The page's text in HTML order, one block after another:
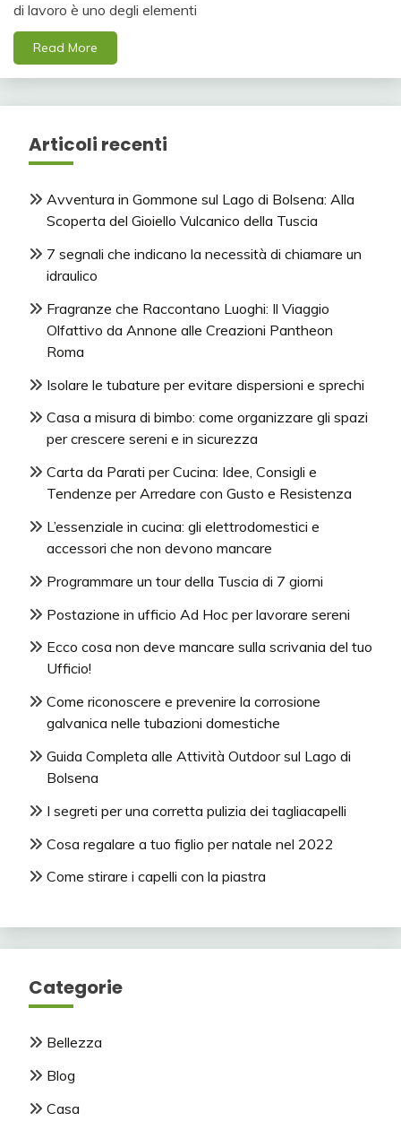
di lavoro è uno degli elementi
Read More
Articoli recenti
Avventura in Gommone sul Lago di Bolsena: Alla
Scoperta del Gioiello Vulcanico della Tuscia
7 segnali che indicano la necessità di chiamare un
idraulico
Fragranze che Raccontano Luoghi: Il Viaggio
Olfattivo da Annone alle Creazioni Pantheon
Roma
Isolare le tubature per evitare dispersioni e sprechi
Casa a misura di bimbo: come organizzare gli spazi
per crescere sereni e in sicurezza
Carta da Parati per Cucina: Idee, Consigli e
Tendenze per Arredare con Gusto e Resistenza
L’essenziale in cucina: gli elettrodomestici e
accessori che non devono mancare
Programmare un tour della Tuscia di 7 giorni
Postazione in ufficio Ad Hoc per lavorare sereni
Ecco cosa non deve mancare sulla scrivania del tuo
Ufficio!
Come riconoscere e prevenire la corrosione
galvanica nelle tubazioni domestiche
Guida Completa alle Attività Outdoor sul Lago di
Bolsena
I segreti per una corretta pulizia dei tagliacapelli
Cosa regalare a tuo figlio per natale nel 2022
Come stirare i capelli con la piastra
Categorie
Bellezza
Blog
Casa